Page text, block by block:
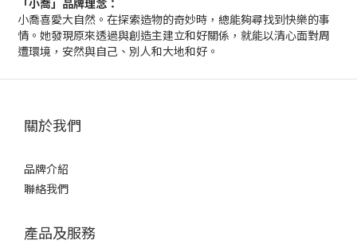
「小喬」品牌理念：
小喬喜愛大自然。在探索造物的奇妙時，總能夠尋找到快樂的事
情。她發現原來透過與創造主建立和好關係，就能以清心面對周
遭環境，安然與自己、別人和大地和好。
關於我們
品牌介紹
聯絡我們
產品及服務